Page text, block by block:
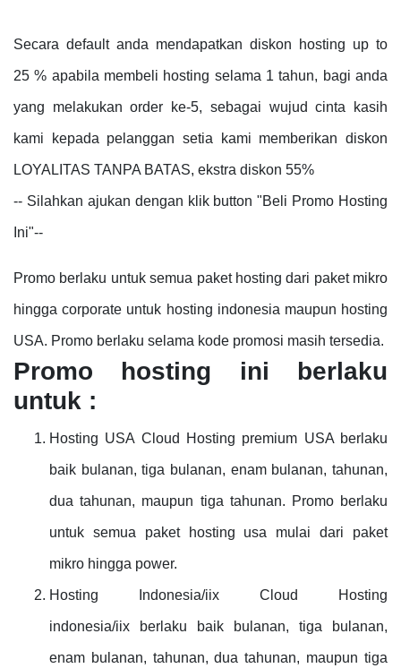
Secara default anda mendapatkan diskon hosting up to
25 % apabila membeli hosting selama 1 tahun, bagi anda
yang melakukan order ke-5, sebagai wujud cinta kasih
kami kepada pelanggan setia kami memberikan diskon
LOYALITAS TANPA BATAS, ekstra diskon 55%
-- Silahkan ajukan dengan klik button "Beli Promo Hosting
Ini"--
Promo berlaku untuk semua paket hosting dari paket mikro
hingga corporate untuk hosting indonesia maupun hosting
USA. Promo berlaku selama kode promosi masih tersedia.
Promo hosting ini berlaku
untuk :
Hosting USA Cloud Hosting premium USA berlaku
baik bulanan, tiga bulanan, enam bulanan, tahunan,
dua tahunan, maupun tiga tahunan. Promo berlaku
untuk semua paket hosting usa mulai dari paket
mikro hingga power.
Hosting Indonesia/iix Cloud Hosting
indonesia/iix berlaku baik bulanan, tiga bulanan,
enam bulanan, tahunan, dua tahunan, maupun tiga